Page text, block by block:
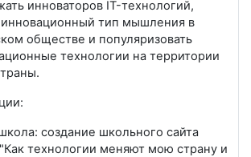
инноваторов IT-технологий,
инновационный тип мышления в
обществе и популяризовать
технологии на территории
создание школьного сайта
технологии меняют мою страну и